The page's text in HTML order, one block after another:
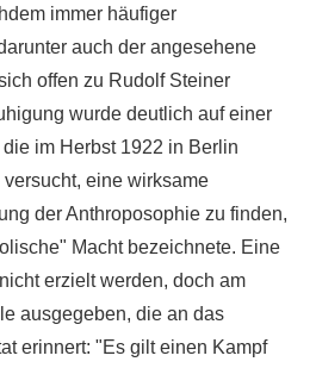
immer häufiger
auch der angesehene
offen zu Rudolf Steiner
wurde deutlich auf einer
im Herbst 1922 in Berlin
eine wirksame
der Anthroposophie zu finden,
Macht bezeichnete. Eine
erzielt werden, doch am
ausgegeben, die an das
erinnert: "Es gilt einen Kampf